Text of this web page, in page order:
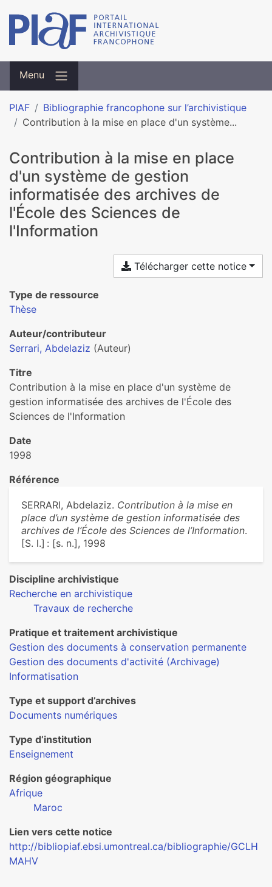
Menu
PIAF
Bibliographie francophone sur l’archivistique
Contribution à la mise en place d'un système...
Contribution à la mise en place
d'un système de gestion
informatisée des archives de
l'École des Sciences de
l'Information
Télécharger cette notice
Type de ressource
Thèse
Auteur/contributeur
Serrari, Abdelaziz (Auteur)
Titre
Contribution à la mise en place d'un système de
gestion informatisée des archives de l'École des
Sciences de l'Information
Date
1998
Référence
SERRARI, Abdelaziz. Contribution à la mise en
place d’un système de gestion informatisée des
archives de l’École des Sciences de l’Information.
[S. l.] : [s. n.], 1998
Discipline archivistique
Recherche en archivistique
Travaux de recherche
Pratique et traitement archivistique
Gestion des documents à conservation permanente
Gestion des documents d'activité (Archivage)
Informatisation
Type et support d’archives
Documents numériques
Type d’institution
Enseignement
Région géographique
Afrique
Maroc
Lien vers cette notice
http://bibliopiaf.ebsi.umontreal.ca/bibliographie/GCLH
MAHV